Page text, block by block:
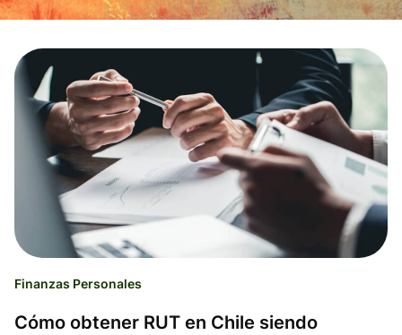
Finanzas Personales
Cómo obtener RUT en Chile siendo